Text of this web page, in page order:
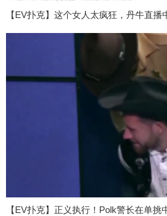
【EV扑克】这个女人太疯狂，丹牛直
【EV扑克】正义执行！Polk警长在单挑